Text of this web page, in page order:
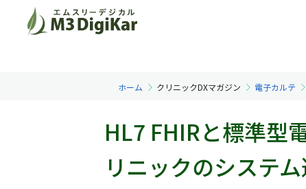
ホーム クリニックDXマガジン 電子カルテ
HL7 FHIRと標準型
リニックのシステ